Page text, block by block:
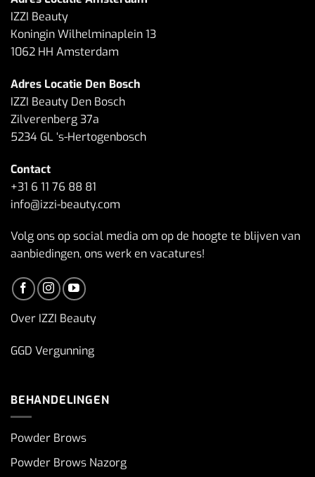
IZZI Beauty
Koningin Wilhelminaplein 13
1062 HH Amsterdam
Adres Locatie Den Bosch
IZZI Beauty Den Bosch
Zilverenberg 37a
5234 GL ‘s-Hertogenbosch
Contact
+31 6 11 76 88 81
info@izzi-beauty.com
Volg ons op social media om op de hoogte te blijven van
aanbiedingen, ons werk en vacatures!
Over IZZI Beauty
GGD Vergunning
BEHANDELINGEN
Powder Brows
Powder Brows Nazorg